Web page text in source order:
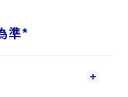
準*